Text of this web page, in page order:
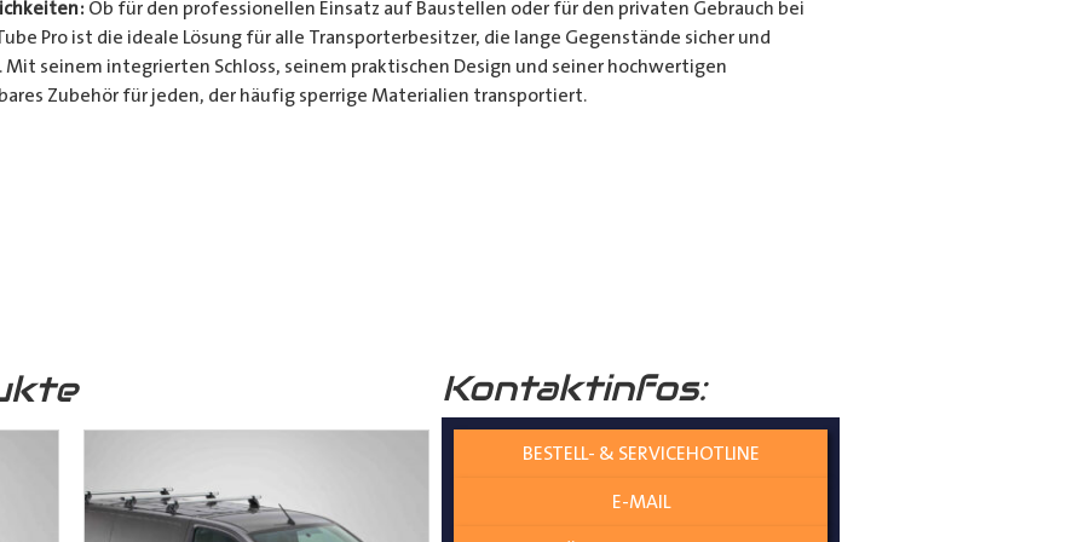
Ob für den professionellen Einsatz auf Baustellen oder für den privaten Gebrauch bei
Pro ist die ideale Lösung für alle Transporterbesitzer, die lange Gegenstände sicher und
seinem integrierten Schloss, seinem praktischen Design und seiner hochwertigen
Zubehör für jeden, der häufig sperrige Materialien transportiert.
Design, seinem integrierten Schloss und seiner vielseitigen Anwendung ist es die ultimative
Verfügung. Kontaktinfos:
BESTELL- & SERVICEHOTLINE
E-MAIL